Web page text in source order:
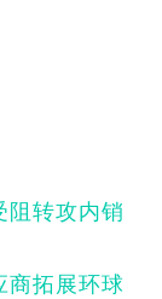
转攻内销
拓展环球